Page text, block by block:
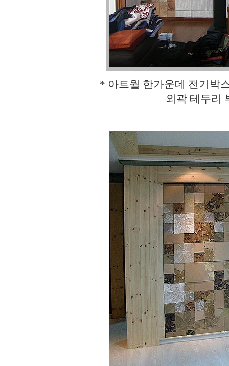
* 아트월 한가운데 전기박
외곽 테두리